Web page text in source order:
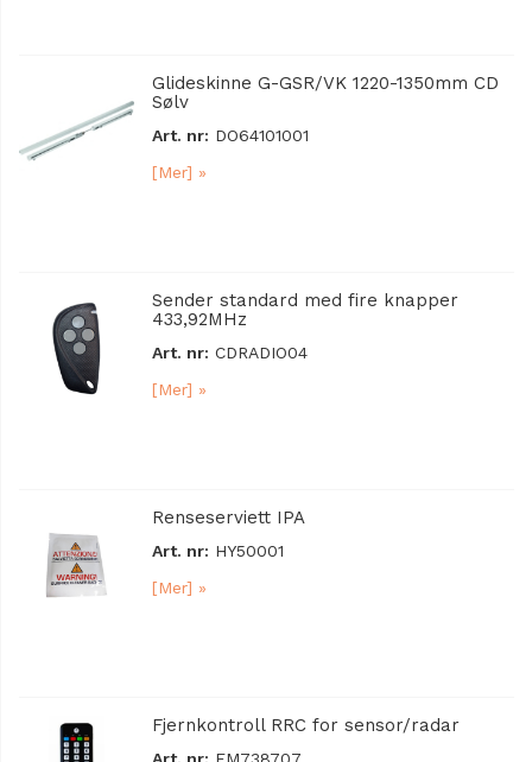
Glideskinne G-GSR/VK 1220-1350mm CD
Sølv
Art. nr: DO64101001
[Mer] »
Sender standard med fire knapper
433,92MHz
Art. nr: CDRADIO04
[Mer] »
Renseserviett IPA
Art. nr: HY50001
[Mer] »
Fjernkontroll RRC for sensor/radar